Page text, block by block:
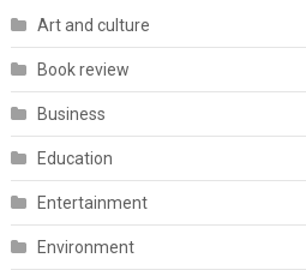
Art and culture
Book review
Business
Education
Entertainment
Environment